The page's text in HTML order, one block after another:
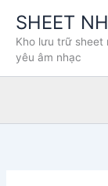
dung
SHEET
Kho lưu trữ sheet
yêu âm nhạc